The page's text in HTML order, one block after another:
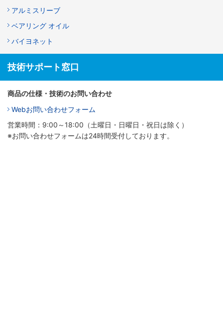
アルミスリーブ
ベアリング オイル
バイヨネット
技術サポート窓口
商品の仕様・技術のお問い合わせ
Webお問い合わせフォーム
営業時間：9:00～18:00（土曜日・日曜日・祝日は除く）
※お問い合わせフォームは24時間受付しております。